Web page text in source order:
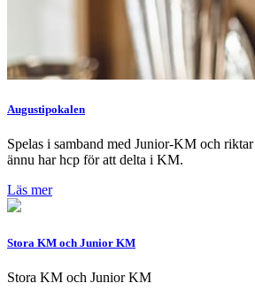
Augustipokalen
Spelas i samband med Junior-KM och
ännu har hcp för att delta i KM.
Läs mer
Stora KM och Junior KM
Stora KM och Junior KM